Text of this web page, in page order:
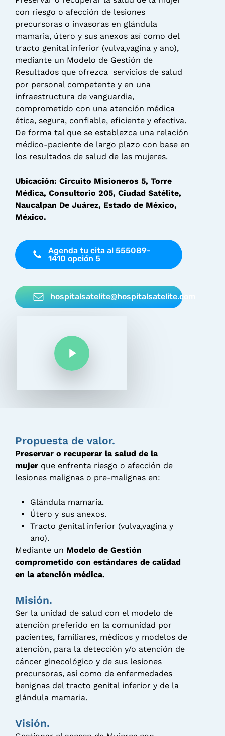
con riesgo o afección de lesiones
precursoras o invasoras en glándula
mamaria, útero y sus anexos así como del
tracto genital inferior (vulva,vagina y ano),
mediante un Modelo de Gestión de
Resultados que ofrezca servicios de salud
por personal competente y en una
infraestructura de vanguardia,
comprometido con una atención médica
ética, segura, confiable, eficiente y efectiva.
De forma tal que se establezca una relación
médico-paciente de largo plazo con base en
los resultados de salud de las mujeres.
Ubicación: Circuito Misioneros 5, Torre
Médica, Consultorio 205, Ciudad Satélite,
Naucalpan De Juárez, Estado de México,
México.
Agenda tu cita al 555089-
1410 opción 5
hospitalsatelite@hospitalsatelite.com
Play Video
Propuesta de valor.
Preservar o recuperar la salud de la
mujer que enfrenta riesgo o afección de
lesiones malignas o pre-malignas en:
Glándula mamaria.
Útero y sus anexos.
Tracto genital inferior (vulva,vagina y
ano).
Mediante un Modelo de Gestión
comprometido con estándares de calidad
en la atención médica.
Misión.
Ser la unidad de salud con el modelo de
atención preferido en la comunidad por
pacientes, familiares, médicos y modelos de
atención, para la detección y/o atención de
cáncer ginecológico y de sus lesiones
precursoras, así como de enfermedades
benignas del tracto genital inferior y de la
glándula mamaria.
Visión.